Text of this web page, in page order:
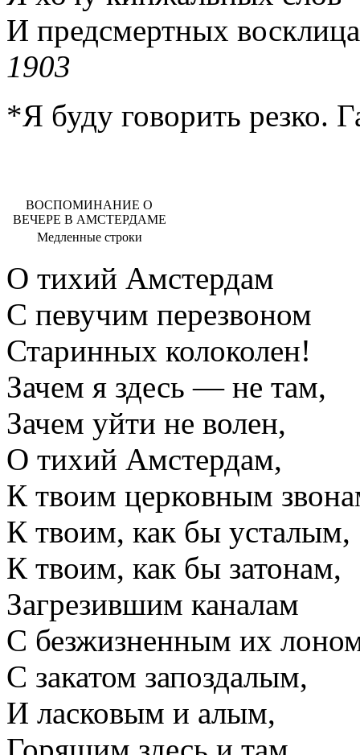
И предсмертных
1903
*Я буду говорить резко.
ВОСПОМИНАНИЕ О
ВЕЧЕРЕ В АМСТЕРДАМЕ
Медленные строки
О тихий Амстердам
С певучим перезвоном
Старинных колоколен!
Зачем я здесь — не там,
Зачем уйти не волен,
О тихий Амстердам,
К твоим церковным
К твоим, как бы усталым,
К твоим, как бы затонам,
Загрезившим каналам
С безжизненным их
С закатом запоздалым,
И ласковым и алым,